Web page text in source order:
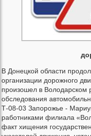
В Донецкой области
организации дорожного
произошел в Володарском
обследования
Т-08-03 Запорожье -
работниками филиала
факт хищения